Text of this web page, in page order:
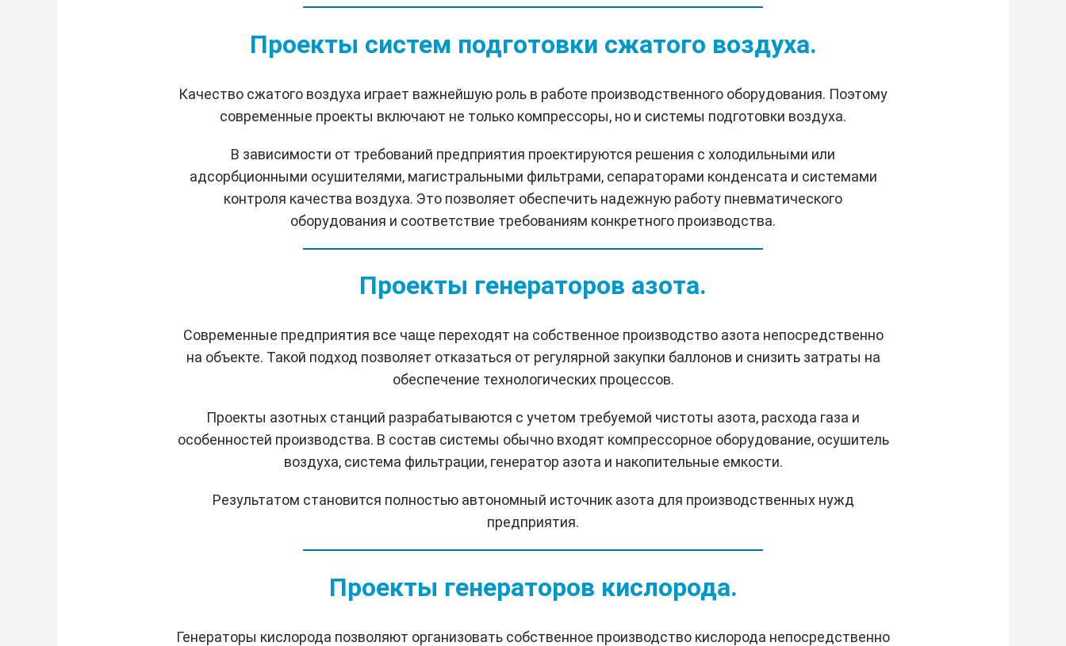
Проекты систем подготовки сжатого воздуха.
Качество сжатого воздуха играет важнейшую роль в работе производственного оборудования. Поэтому
современные проекты включают не только компрессоры, но и системы подготовки воздуха.
В зависимости от требований предприятия проектируются решения с холодильными или
адсорбционными осушителями, магистральными фильтрами, сепараторами конденсата и системами
контроля качества воздуха. Это позволяет обеспечить надежную работу пневматического
оборудования и соответствие требованиям конкретного производства.
Проекты генераторов азота.
Современные предприятия все чаще переходят на собственное производство азота непосредственно
на объекте. Такой подход позволяет отказаться от регулярной закупки баллонов и снизить затраты на
обеспечение технологических процессов.
Проекты азотных станций разрабатываются с учетом требуемой чистоты азота, расхода газа и
особенностей производства. В состав системы обычно входят компрессорное оборудование, осушитель
воздуха, система фильтрации, генератор азота и накопительные емкости.
Результатом становится полностью автономный источник азота для производственных нужд
предприятия.
Проекты генераторов кислорода.
Генераторы кислорода позволяют организовать собственное производство кислорода непосредственно